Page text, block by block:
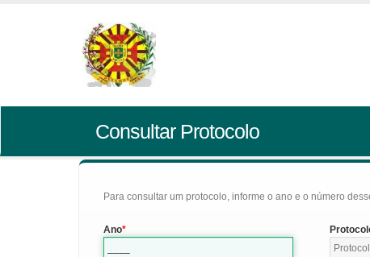
Consultar Protocolo
Para consultar um protocolo, informe o ano e o número
Ano